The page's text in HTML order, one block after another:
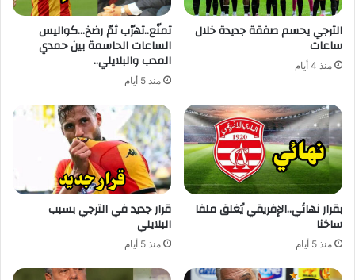
الترجي يحسم صفقة جديدة خلال
ساعات
منذ 4 أيام
تمنّع..تهرّب ثمّ رضخ…كواليس
الساعات الحاسمة بين حمدي
المدب والبلايلي..
منذ 5 أيام
بقرار نهائي..الإفريقي يُغلق ملفا
ساخنا
منذ 5 أيام
قرار جديد في الترجي بسبب
البلايلي
منذ 5 أيام